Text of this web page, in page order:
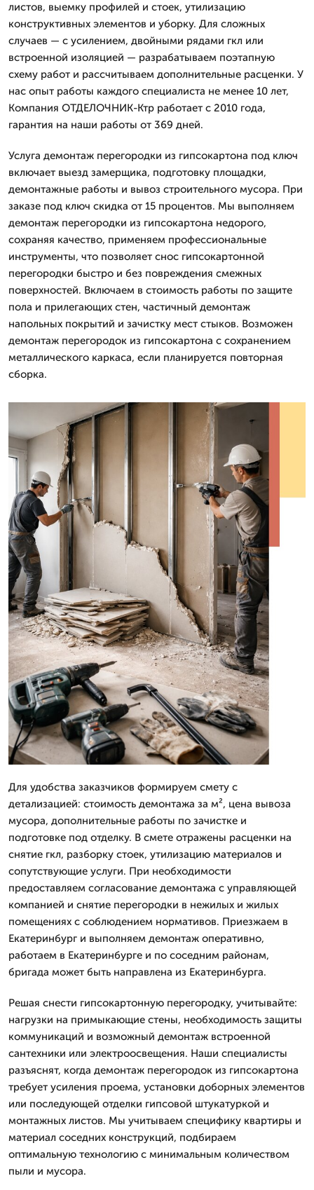
листов, выемку профилей и стоек, утилизацию
конструктивных элементов и уборку. Для сложных
случаев — с усилением, двойными рядами гкл или
встроенной изоляцией — разрабатываем поэтапную
схему работ и рассчитываем дополнительные расценки. У
нас опыт работы каждого специалиста не менее 10 лет,
Компания ОТДЕЛОЧНИК-Ктр работает с 2010 года,
гарантия на наши работы от 369 дней.
Услуга демонтаж перегородки из гипсокартона под ключ
включает выезд замерщика, подготовку площадки,
демонтажные работы и вывоз строительного мусора. При
заказе под ключ скидка от 15 процентов. Мы выполняем
демонтаж перегородки из гипсокартона недорого,
сохраняя качество, применяем профессиональные
инструменты, что позволяет снос гипсокартонной
перегородки быстро и без повреждения смежных
поверхностей. Включаем в стоимость работы по защите
пола и прилегающих стен, частичный демонтаж
напольных покрытий и зачистку мест стыков. Возможен
демонтаж перегородок из гипсокартона с сохранением
металлического каркаса, если планируется повторная
сборка.
Для удобства заказчиков формируем смету с
детализацией: стоимость демонтажа за м², цена вывоза
мусора, дополнительные работы по зачистке и
подготовке под отделку. В смете отражены расценки на
снятие гкл, разборку стоек, утилизацию материалов и
сопутствующие услуги. При необходимости
предоставляем согласование демонтажа с управляющей
компанией и снятие перегородки в нежилых и жилых
помещениях с соблюдением нормативов. Приезжаем в
Екатеринбург и выполняем демонтаж оперативно,
работаем в Екатеринбурге и по соседним районам,
бригада может быть направлена из Екатеринбурга.
Решая снести гипсокартонную перегородку, учитывайте:
нагрузки на примыкающие стены, необходимость защиты
коммуникаций и возможный демонтаж встроенной
сантехники или электроосвещения. Наши специалисты
разъяснят, когда демонтаж перегородок из гипсокартона
требует усиления проема, установки доборных элементов
или последующей отделки гипсовой штукатуркой и
монтажных листов. Мы учитываем специфику квартиры и
материал соседних конструкций, подбираем
оптимальную технологию с минимальным количеством
пыли и мусора.